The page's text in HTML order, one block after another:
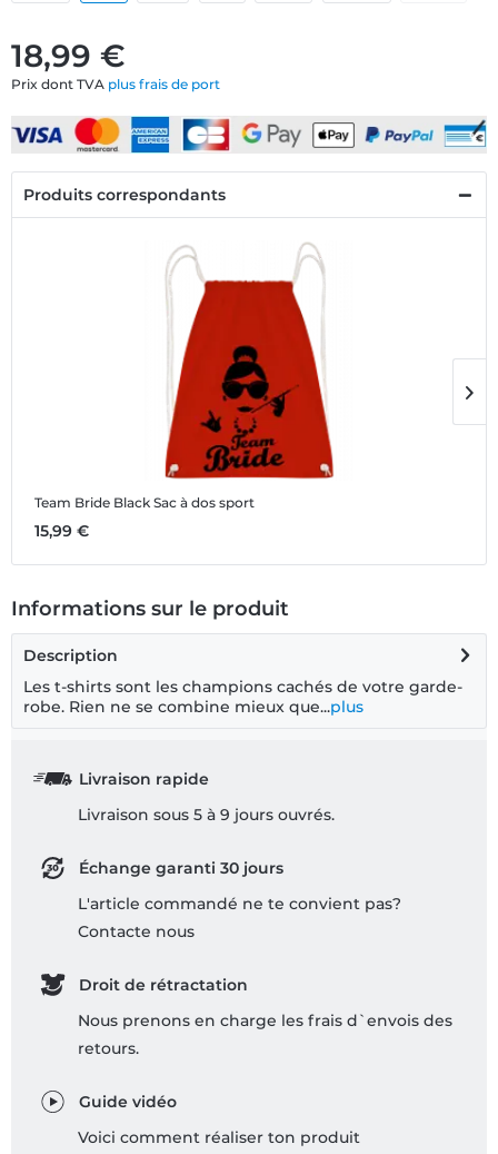
18,99 €
Prix dont TVA plus frais de port
Produits correspondants
Team Bride Black Sac à dos sport
15,99 €
Informations sur le produit
Description
Les t-shirts sont les champions cachés de votre garde-
robe. Rien ne se combine mieux que...plus
Livraison rapide
Livraison sous 5 à 9 jours ouvrés.
Échange garanti 30 jours
L'article commandé ne te convient pas?
Contacte nous
Droit de rétractation
Nous prenons en charge les frais d`envois des
retours.
Guide vidéo
Voici comment réaliser ton produit